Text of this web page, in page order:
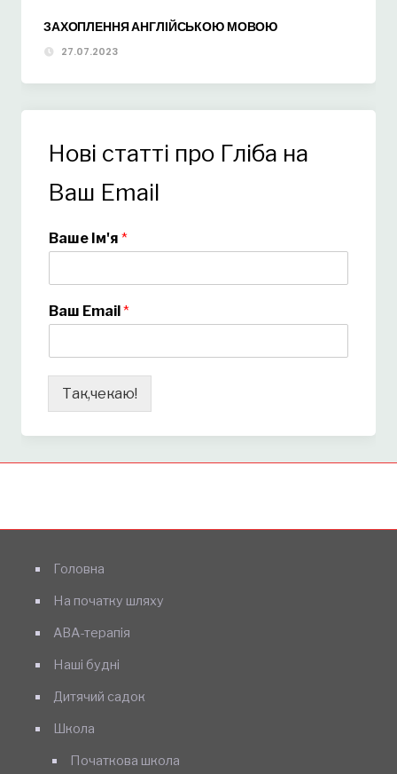
ЗАХОПЛЕННЯ АНГЛІЙСЬКОЮ МОВОЮ
27.07.2023
Нові статті про Гліба на
Ваш Email
Ваше Ім'я *
Ваш Email*
Так,чекаю!
Головна
На початку шляху
АВА-терапія
Наші будні
Дитячий садок
Школа
Початкова школа